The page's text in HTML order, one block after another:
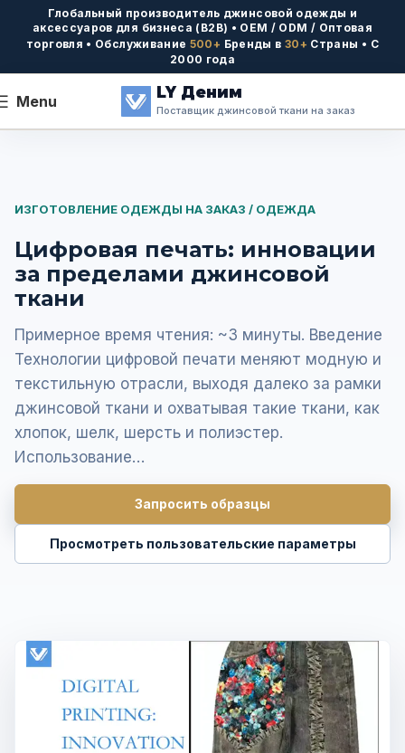
Глобальный производитель джинсовой одежды и
аксессуаров для бизнеса (B2B) • OEM / ODM / Оптовая
торговля • Обслуживание 500+ Бренды в 30+ Страны • С
2000 года
Menu LY Деним
Поставщик джинсовой ткани на заказ
ИЗГОТОВЛЕНИЕ ОДЕЖДЫ НА ЗАКАЗ / ОДЕЖДА
Цифровая печать: инновации
за пределами джинсовой
ткани
Примерное время чтения: ~3 минуты. Введение
Технологии цифровой печати меняют модную и
текстильную отрасли, выходя далеко за рамки
джинсовой ткани и охватывая такие ткани, как
хлопок, шелк, шерсть и полиэстер.
Использование…
Запросить образцы
Просмотреть пользовательские параметры